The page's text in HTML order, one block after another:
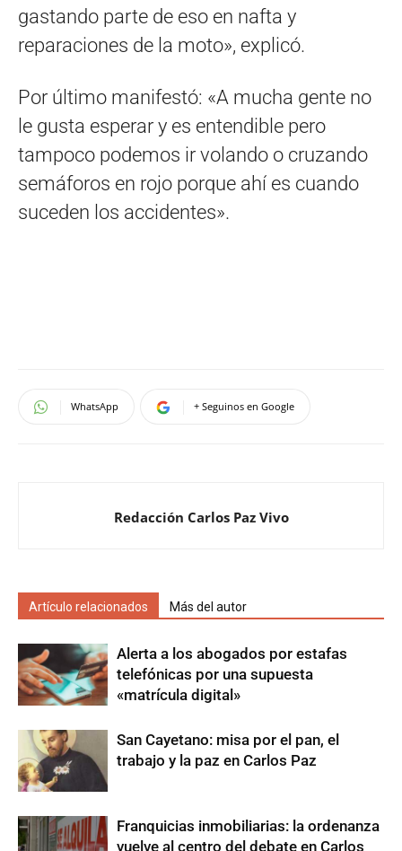
gastando parte de eso en nafta y
reparaciones de la moto», explicó.
Por último manifestó: «A mucha gente no
le gusta esperar y es entendible pero
tampoco podemos ir volando o cruzando
semáforos en rojo porque ahí es cuando
suceden los accidentes».
WhatsApp + Seguinos en Google
Redacción Carlos Paz Vivo
Artículo relacionados Más del autor
Alerta a los abogados por estafas
telefónicas por una supuesta
«matrícula digital»
San Cayetano: misa por el pan, el
trabajo y la paz en Carlos Paz
Franquicias inmobiliarias: la ordenanza
vuelve al centro del debate en Carlos